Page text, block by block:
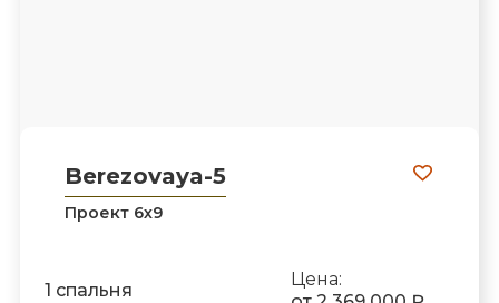
Berezovaya-5
Проект 6х9
1 спальня
Цена: